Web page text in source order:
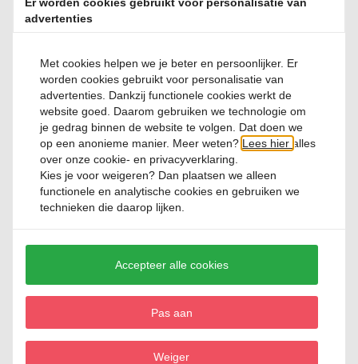
De Olijf tumblers van Rebottled combineren duurzaam
vakmanschap met een stijlvol en eigentijds ontwerp. Deze set van
lagere belasting van het milieu. Dankzij de hoogwaardige afwerking
voelen de glazen prettig aan en bieden ze een comfortabele
drinkervaring. De subtiele olijfgroene kleur geeft de glazen een
karaktervolle uitstraling die perfect past bij zowel moderne als
natuurlijke tafelsettings. Met een inhoud van 23 cl zijn de tumblers
ideaal voor water, frisdrank, sap en andere koude dranken. Door
bestaande materialen een tweede leven te geven, helpt Rebottled
het verbruik van grondstoffen, water en energie te verminderen.
Een prachtige combinatie van Dutch design, duurzaamheid en
functionaliteit voor dagelijks gebruik.
Productspecificatie
Er worden cookies gebruikt voor personalisatie van
advertenties
Met cookies helpen we je beter en persoonlijker. Er
worden cookies gebruikt voor personalisatie van
advertenties. Dankzij functionele cookies werkt de
website goed. Daarom gebruiken we technologie om
je gedrag binnen de website te volgen. Dat doen we
op een anonieme manier. Meer weten?Lees hieralles
over onze cookie- en privacyverklaring.
Kies je voorweigeren? Dan plaatsen we alleen
functionele en analytische cookies en gebruiken we
technieken die daarop lijken.
Accepteer alle cookies
Pas aan
Weiger